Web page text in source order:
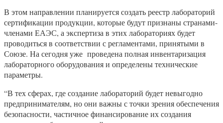
В этом направлении планируется создать реестр лабораторий
сертификации продукции, которые будут признаны странами-
членами ЕАЭС, а экспертиза в этих лабораториях будет
проводиться в соответствии с регламентами, принятыми в
Союзе. На сегодня уже проведена полная инвентаризация
лабораторного оборудования и определены технические
параметры.
“В тех сферах, где создание лабораторий будет невыгодно
предпринимателям, но они важны с точки зрения обеспечения
безопасности, частичное финансирование их создания